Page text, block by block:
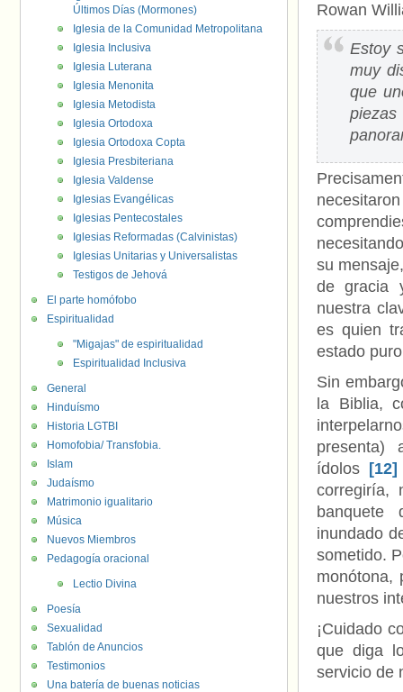
Rowan
Estoy
muy
que
su
de gracia
nuestra
es quien
estado
Sin
la Biblia,
presenta)
ídolos
[12]
corregiría,
banquete
inundado
sometido.
monótona,
nuestros
¡Cuidado
que diga
servicio de
Últimos Días (Mormones)
Iglesia de la Comunidad Metropolitana
Iglesia Inclusiva
Iglesia Luterana
Iglesia Menonita
Iglesia Metodista
Iglesia Ortodoxa
Iglesia Ortodoxa Copta
Iglesia Presbiteriana
Iglesia Valdense
Iglesias Evangélicas
Iglesias Pentecostales
Iglesias Reformadas (Calvinistas)
Iglesias Unitarias y Universalistas
Testigos de Jehová
El parte homófobo
Espiritualidad
"Migajas" de espiritualidad
Espiritualidad Inclusiva
General
Hinduísmo
Historia LGTBI
Homofobia/ Transfobia.
Islam
Judaísmo
Matrimonio igualitario
Música
Nuevos Miembros
Pedagogía oracional
Lectio Divina
Poesía
Sexualidad
Tablón de Anuncios
Testimonios
Una batería de buenas noticias